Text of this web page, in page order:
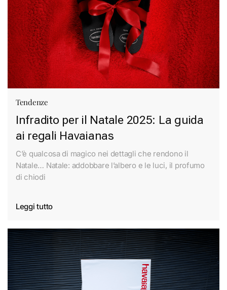
Tendenze
Infradito per il Natale 2025: La guida
ai regali Havaianas
C’è qualcosa di magico nei dettagli che rendono il
Natale… Natale: addobbare l’albero e le luci, il profumo
di chiodi
Leggi tutto